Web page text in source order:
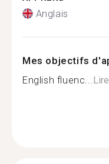
Anglais
Mes objectifs
English fluenc...